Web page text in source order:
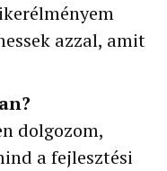
azzal, amit
dolgozom,
a fejlesztési